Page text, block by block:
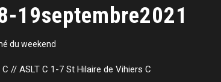
19septembre2021
du weekend
// ASLT C 1-7 St Hilaire de Vihiers C